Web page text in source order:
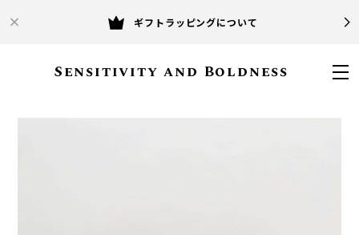
ギフトラッピングについて
Sensitivity and Boldness